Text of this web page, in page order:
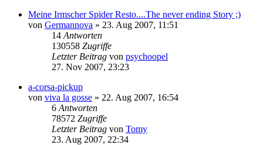
Meine Irmscher Spider Resto....The never ending Story ;)
von Germannova » 23. Aug 2007, 11:51
14 Antworten
130558 Zugriffe
Letzter Beitrag von psychoopel
27. Nov 2007, 23:23
a-corsa-pickup
von viva la gosse » 22. Aug 2007, 16:54
6 Antworten
78572 Zugriffe
Letzter Beitrag von Tomy
23. Aug 2007, 22:34